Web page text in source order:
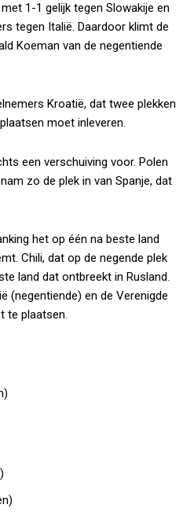
1-1 gelijk tegen Slowakije en
tegen Italië. Daardoor klimt de
Koeman van de negentiende
Kroatië, dat twee plekken
moet inleveren.
een verschuiving voor. Polen
zo de plek in van Spanje, dat
het op één na beste land
Chili, dat op de negende plek
land dat ontbreekt in Rusland.
(negentiende) en de Verenigde
te plaatsen.